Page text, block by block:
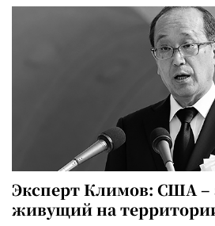
Эксперт Климов: США –
живущий на